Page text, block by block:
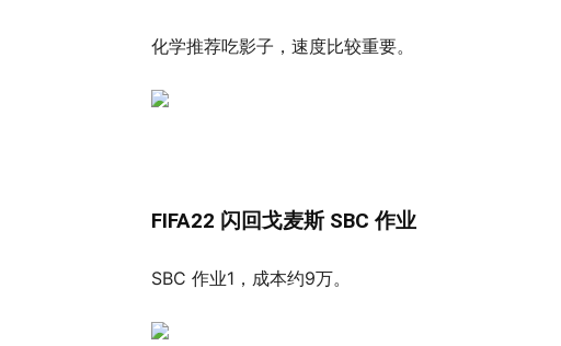
化学推荐吃影子，速度比较重要。
FIFA22 闪回戈麦斯 SBC 作业
SBC 作业1，成本约9万。